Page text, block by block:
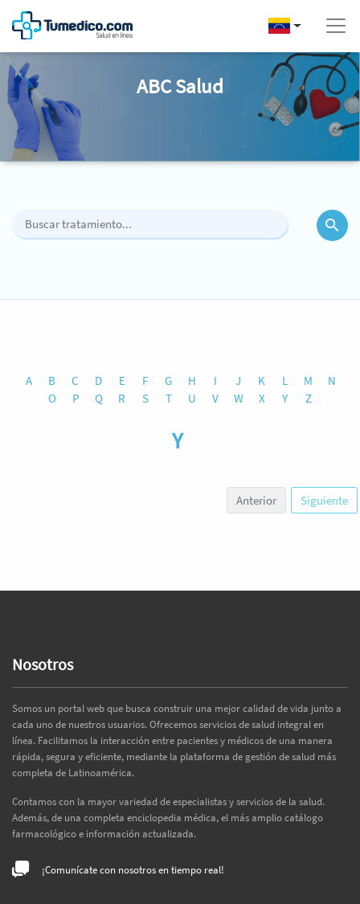
ABC Salud
A B C D E F G H I J K L M
N
O
P Q R S T U V W X Y Z
Y
Anterior Siguiente
Nosotros
Somos un portal web que busca construir una mejor calidad de vida junto a
cada uno de nuestros usuarios. Ofrecemos servicios de salud integral en
línea. Facilitamos la interacción entre pacientes y médicos de una manera
rápida, segura y eficiente, mediante la plataforma de gestión de salud más
completa de Latinoamérica.
Contamos con la mayor variedad de especialistas y servicios de la salud.
Además, de una completa enciclopedia médica, el más amplio catálogo
farmacológico e información actualizada.
¡Comunícate con nosotros en tiempo real!